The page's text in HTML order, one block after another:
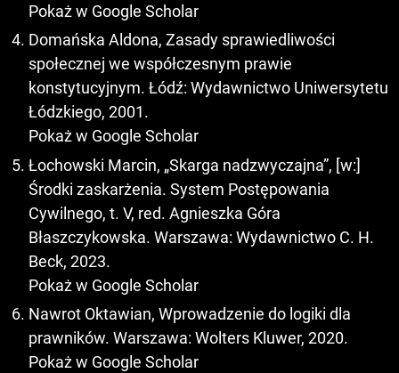
Pokaż w Google Scholar
Domańska Aldona, Zasady sprawiedliwości
społecznej we współczesnym prawie
konstytucyjnym. Łódź: Wydawnictwo Uniwersytetu
Łódzkiego, 2001.
Pokaż w Google Scholar
Łochowski Marcin, „Skarga nadzwyczajna”, [w:]
Środki zaskarżenia. System Postępowania
Cywilnego, t. V, red. Agnieszka Góra
Błaszczykowska. Warszawa: Wydawnictwo C. H.
Beck, 2023.
Pokaż w Google Scholar
Nawrot Oktawian, Wprowadzenie do logiki dla
prawników. Warszawa: Wolters Kluwer, 2020.
Pokaż w Google Scholar